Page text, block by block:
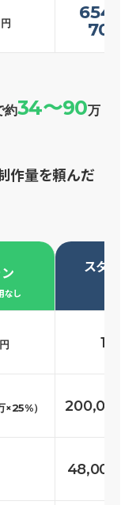
円
約34〜90万
作量を頼んだ
なし
スタン
円
） 200,000
48,000